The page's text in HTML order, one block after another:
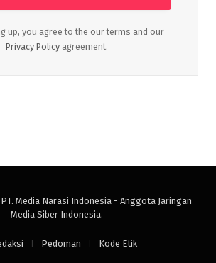
up, you agree to the our terms and our
Privacy Policy agreement.
PT. Media Narasi Indonesia - Anggota Jaringan
Media Siber Indonesia.
Pedoman Kode Etik